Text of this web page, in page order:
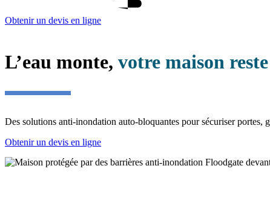
Obtenir un devis en ligne
L’eau monte, votre maison reste
Des solutions anti-inondation auto-bloquantes pour sécuriser portes,
Obtenir un devis en ligne